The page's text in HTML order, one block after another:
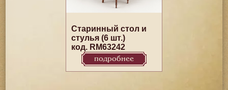
Старинный стол и
стулья (6 шт.)
код. RM63242
подробнее